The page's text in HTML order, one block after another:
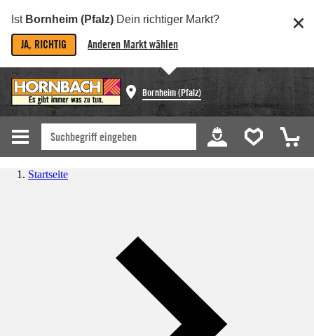
Ist Bornheim (Pfalz) Dein richtiger Markt?
JA, RICHTIG Anderen Markt wählen
Bornheim (Pfalz)
Startseite